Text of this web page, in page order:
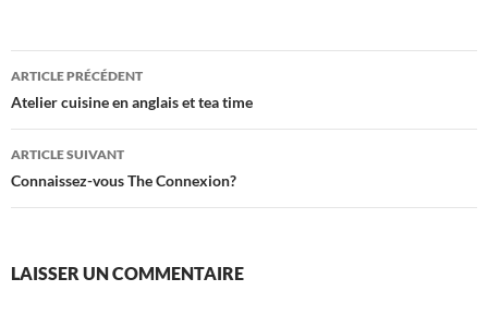
Navigation
des
articles
ARTICLE PRÉCÉDENT
Atelier cuisine en anglais et tea time
ARTICLE SUIVANT
Connaissez-vous The Connexion?
LAISSER UN COMMENTAIRE